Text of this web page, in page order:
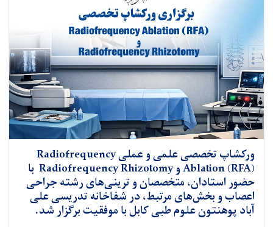
ورکشاپ تخصصی علمی و عملی Radiofrequency
Ablation (RFA) و Radiofrequency Rhizotomy با
حضور استادان، متخصصان و ترینی‌های رشته جراحی
اعصاب و بخش‌های مرتبط، در شفاخانه تدریسی علی
آباد پوهنتون علوم طبی کابل با موفقیت برگزار شد.